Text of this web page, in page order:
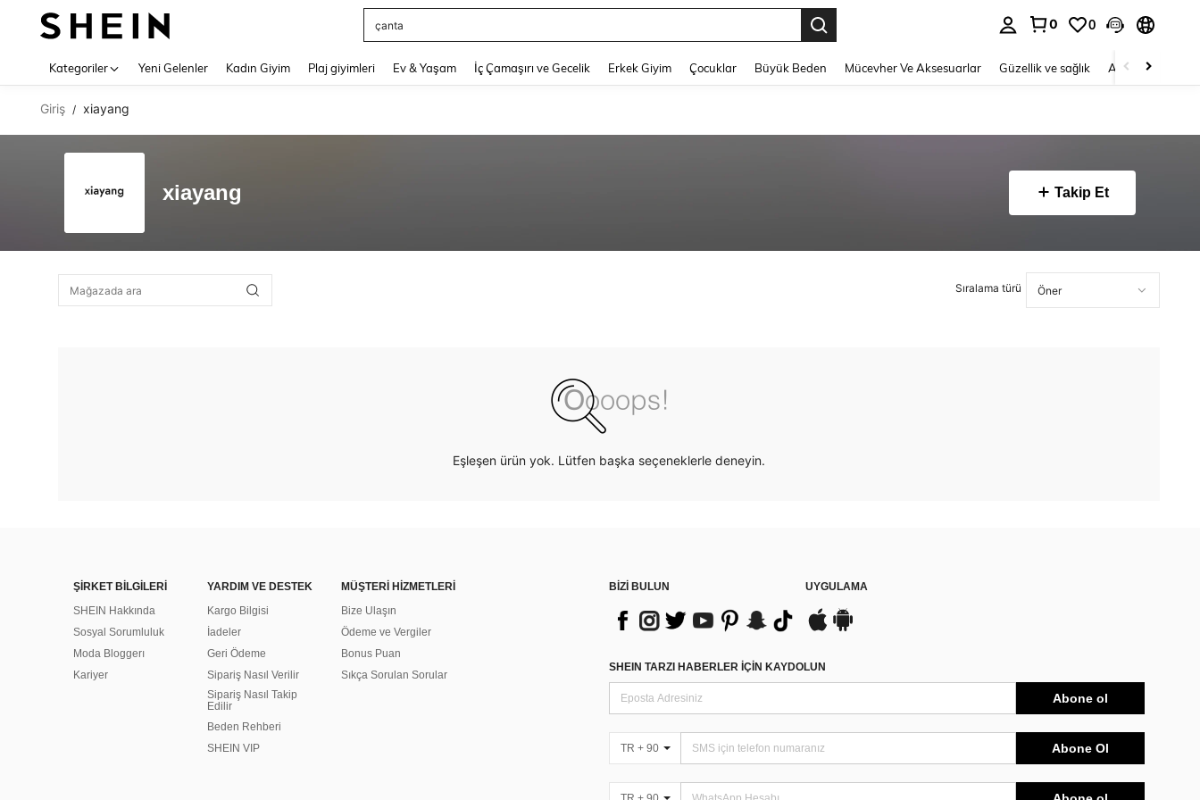
çanta
0 0
Kategoriler Yeni Gelenler Kadın Giyim Plaj giyimleri Ev & Yaşam İç Çamaşırı ve Gecelik Erkek Giyim Çocuklar Büyük Beden Mücevher Ve Aksesuarlar Güzellik ve sağlık Ayakkabı
Giriş / xiayang
xiayang Takip Et
Sıralama türü
Eşleşen ürün yok. Lütfen başka seçeneklerle deneyin.
ŞİRKET BİLGİLERİ
SHEIN Hakkında
Sosyal Sorumluluk
Moda Bloggerı
Kariyer
YARDIM VE DESTEK
Kargo Bilgisi
İadeler
Geri Ödeme
Sipariş Nasıl Verilir
Sipariş Nasıl Takip
Edilir
Beden Rehberi
SHEIN VIP
MÜŞTERİ HİZMETLERİ
Bize Ulaşın
Ödeme ve Vergiler
Bonus Puan
Sıkça Sorulan Sorular
BİZİ BULUN UYGULAMA
SHEIN TARZI HABERLER IÇIN KAYDOLUN
Abone ol
TR + 90 Abone Ol